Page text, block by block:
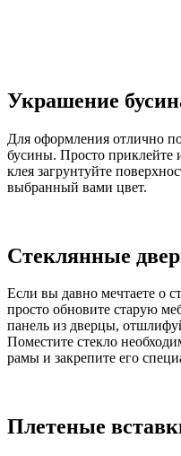
Украшение
Для оформления отлично
бусины. Просто приклейте
клея загрунтуйте
выбранный вами цвет.
Стеклянные
Если вы давно мечтаете о
просто обновите старую
панель из дверцы,
Поместите стекло
рамы и закрепите его
Плетеные